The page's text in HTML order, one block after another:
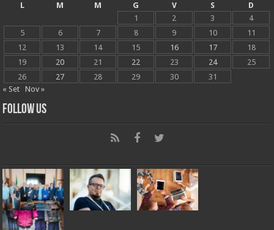
L
M M G V S
D
1
2 3
4
5
6 7 8 9 10
11
12
13 14 15 16 17
18
19
20 21 22 23 24
25
26
27 28 29 30
31
« Set
Nov »
Follow Us